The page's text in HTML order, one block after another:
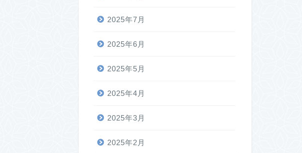
2025年7月
2025年6月
2025年5月
2025年4月
2025年3月
2025年2月